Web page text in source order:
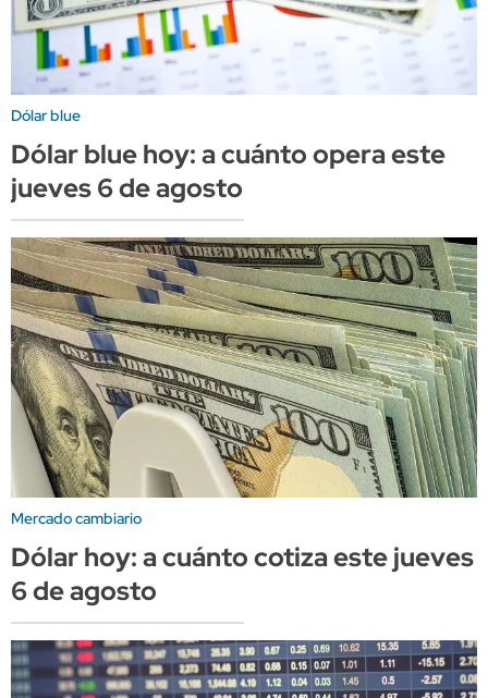
Dólar blue
Dólar blue hoy: a cuánto opera este
jueves 6 de agosto
Mercado cambiario
Dólar hoy: a cuánto cotiza este jueves
6 de agosto